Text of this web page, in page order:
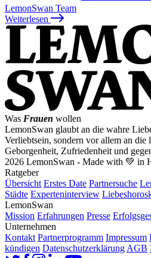
LemonSwan Team
Weiterlesen
Was Frauen wollen
LemonSwan glaubt an die wahre
Verliebtsein, sondern vor allem an die
Geborgenheit, Zufriedenheit und
2026 LemonSwan - Made with 💚 in
Ratgeber
Übersicht Erstes Date Partnersuche
Städte Experteninterview
LemonSwan
Mission Erfahrungen Presse
Unternehmen
Kontakt Partnerprogramm Impressum
kündigen Datenschutzerklärung AGB